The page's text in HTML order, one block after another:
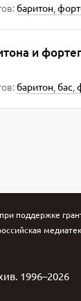
баритон,
и
баритон,бас,
поддержке
1996–2026